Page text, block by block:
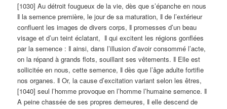
[1030] Au détroit fougueux de la vie, dès que s’épanche en nous
ǁ la semence première, le jour de sa maturation, ǁ de l’extérieur
confluent les images de divers corps, ǁ promesses d’un beau
visage et d’un teint éclatant, ǁ qui excitent les régions gonflées
par la semence : ǁ ainsi, dans l’illusion d’avoir consommé l’acte,
on la répand à grands flots, souillant ses vêtements. ǁ Elle est
sollicitée en nous, cette semence, ǁ dès que l’âge adulte fortifie
nos organes. ǁ Or, la cause d’excitation variant selon les êtres,
[1040] seul l’homme provoque en l’homme l’humaine semence. ǁ
A peine chassée de ses propres demeures, ǁ elle descend de